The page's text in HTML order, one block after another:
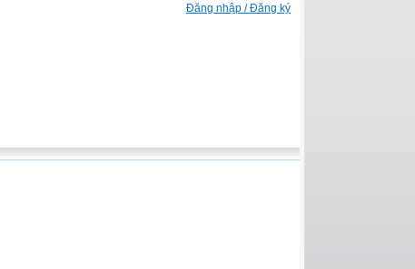
Đăng nhập / Đăng ký